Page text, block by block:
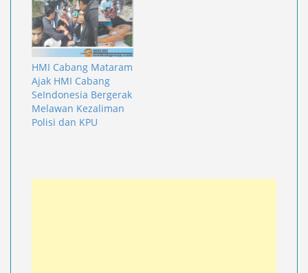
HMI Cabang Mataram
Ajak HMI Cabang
SeIndonesia Bergerak
Melawan Kezaliman
Polisi dan KPU